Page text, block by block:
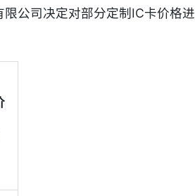
公司决定对部分定制IC卡价格进